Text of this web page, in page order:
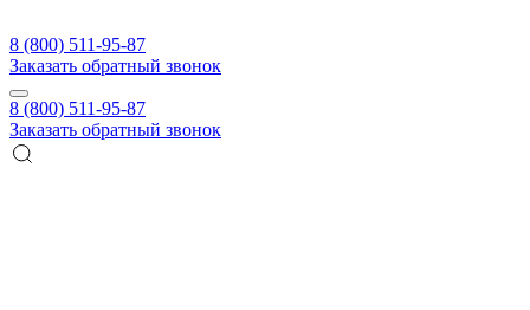
8 (800) 511-95-87
Заказать обратный звонок
8 (800) 511-95-87
Заказать обратный звонок